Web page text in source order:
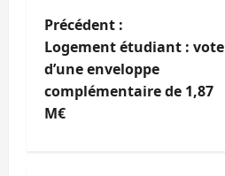
N
a
v
Précédent :
Logement étudiant : vote
d’une enveloppe
complémentaire de 1,87
M€